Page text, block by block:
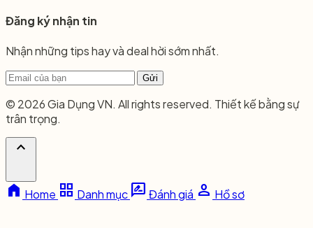
Đăng ký nhận tin
Nhận những tips hay và deal hời sớm nhất.
Gửi
© 2026 Gia Dụng VN. All rights reserved. Thiết kế bằng sự
trân trọng.
expand_less
home Home grid_view Danh mục rate_review Đánh giá person Hồ sơ